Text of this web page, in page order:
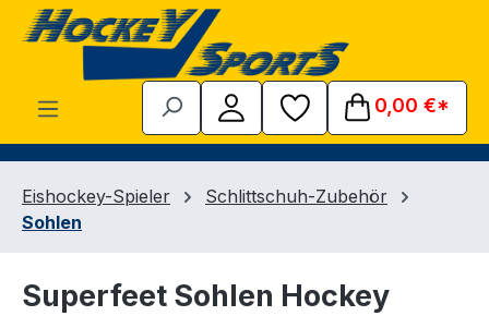
Zum Hauptinhalt springen
0,00 €*
Eishockey-Spieler
Schlittschuh-Zubehör
Sohlen
Superfeet Sohlen Hockey